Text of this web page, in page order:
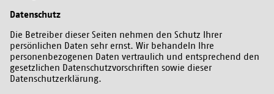
Datenschutz
Die Betreiber dieser Seiten nehmen den Schutz Ihrer
persönlichen Daten sehr ernst. Wir behandeln Ihre
personenbezogenen Daten vertraulich und entsprechend den
gesetzlichen Datenschutzvorschriften sowie dieser
Datenschutzerklärung.